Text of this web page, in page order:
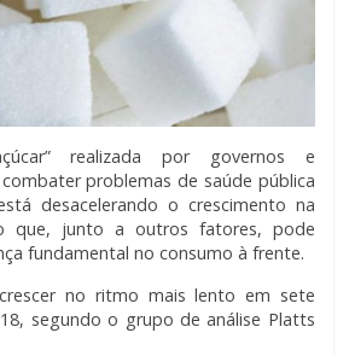
realizada por governos e
problemas de saúde pública
desacelerando o crescimento na
que, junto a outros fatores, pode
fundamental no consumo à frente.
no ritmo mais lento em sete
segundo o grupo de análise Platts